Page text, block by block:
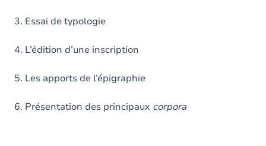
3. Essai de typologie
4. L’édition d’une inscription
5. Les apports de l’épigraphie
6. Présentation des principaux corpora